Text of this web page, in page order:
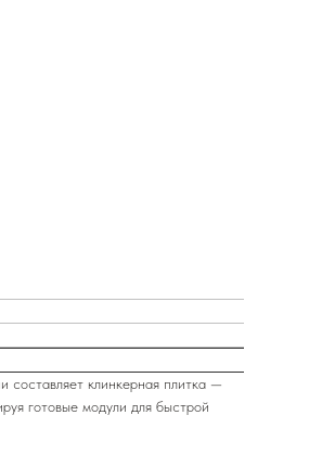
клинкерная плитка —
готовые модули для быстрой